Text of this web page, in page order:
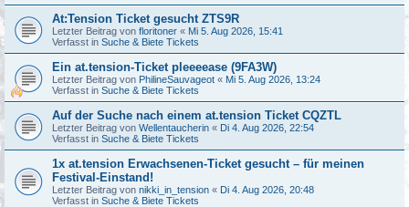
At:Tension Ticket gesucht ZTS9R
Letzter Beitrag von floritoner « Mi 5. Aug 2026, 15:41
Verfasst in Suche & Biete Tickets
Ein at.tension-Ticket pleeeease (9FA3W)
Letzter Beitrag von PhilineSauvageot « Mi 5. Aug 2026, 13:24
Verfasst in Suche & Biete Tickets
Auf der Suche nach einem at.tension Ticket CQZTL
Letzter Beitrag von Wellentaucherin « Di 4. Aug 2026, 22:54
Verfasst in Suche & Biete Tickets
1x at.tension Erwachsenen-Ticket gesucht – für meinen
Festival-Einstand!
Letzter Beitrag von nikki_in_tension « Di 4. Aug 2026, 20:48
Verfasst in Suche & Biete Tickets